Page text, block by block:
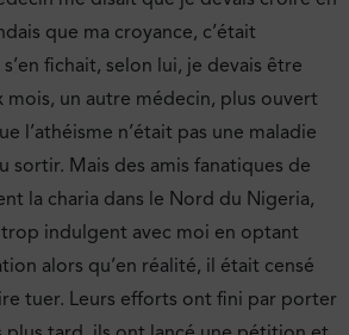
que ma croyance, c’était
fichait, selon lui, je devais être
mois, un autre médecin, plus ouvert
l’athéisme n’était pas une maladie
sortir. Mais des amis fanatiques de
la charia dans le Nord du Nigeria,
indulgent avec moi en optant
alors qu’en réalité, il était censé
tuer. Leurs efforts ont fini par porter